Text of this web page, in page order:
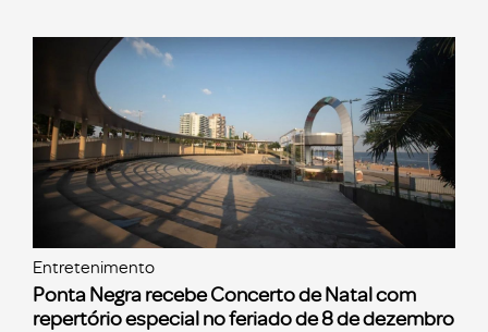
Entretenimento
Ponta Negra recebe Concerto de Natal com
repertório especial no feriado de 8 de dezembro